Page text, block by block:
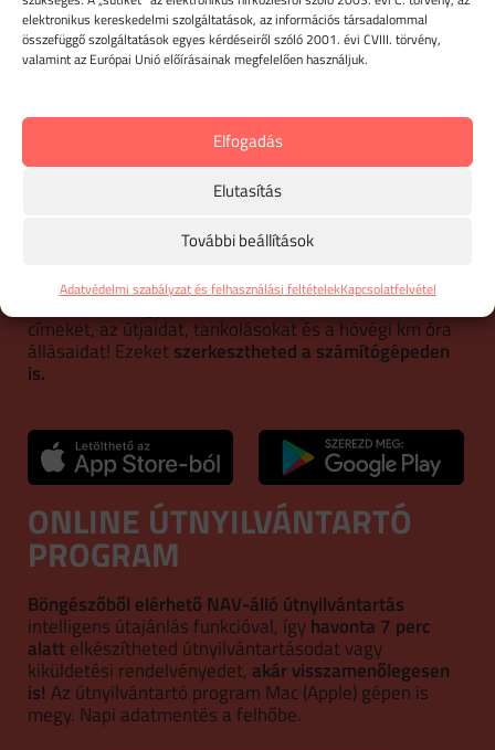
elektronikus kereskedelmi szolgáltatások, az információs társadalommal
összefüggő szolgáltatások egyes kérdéseiről szóló 2001. évi CVIII. törvény,
valamint az Európai Unió előírásainak megfelelően használjuk.
Elfogadás
Elutasítás
További beállítások
Adatvédelmi szabályzat és felhasználási feltételekKapcsolatfelvétel
AI útajánlás vagy pótlás
ÚTNYILVÁNTARTÁS
és Android mobil alkalmazásunkkalis! Rögzítsd
címeket, az útjaidat, tankolásokat és a hóvégi km óra
állásaidat! Ezeketszerkesztheted a számítógépeden
is.
ONLINE ÚTNYILVÁNTARTÓ
PROGRAM
Böngészőből elérhető NAV-álló útnyilvántartás
intelligens útajánlás funkcióval, ígyhavonta 7 perc
alattelkészítheted útnyilvántartásodat vagy
kiküldetési rendelvényedet,akár visszamenőlegesen
is! Az útnyilvántartó program Mac (Apple) gépen is
megy. Napi adatmentés a felhőbe.